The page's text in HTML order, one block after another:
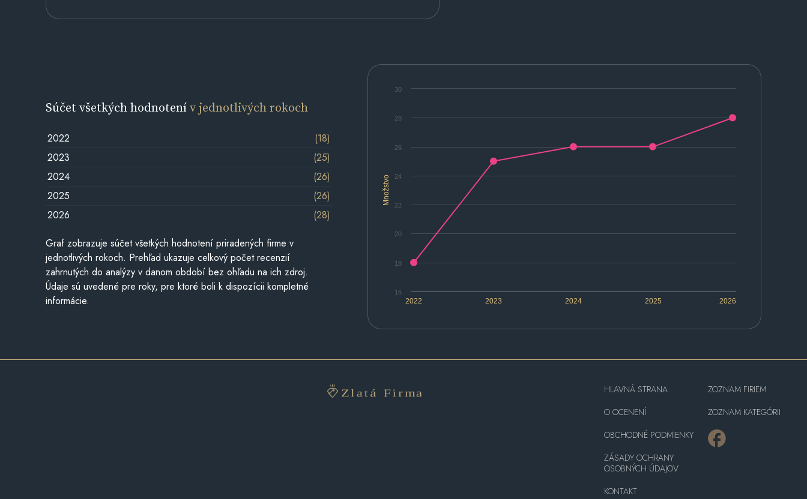
Množstvo
2022 2023 2024 2025 2026
16
18
20
22
24
26
28
30
Súčet všetkých hodnotenív jednotlivých rokoch
2022
(18)
2023
(25)
2024
(26)
2025
(26)
2026
(28)
Graf zobrazuje súčet všetkých hodnotení priradených firme v
jednotlivých rokoch. Prehľad ukazuje celkový počet recenzií
zahrnutých do analýzy v danom období bez ohľadu na ich zdroj.
Údaje sú uvedené pre roky, pre ktoré boli k dispozícii kompletné
informácie.
HLAVNÁ STRANA
O OCENENÍ
OBCHODNÉ PODMIENKY
ZÁSADY OCHRANY
OSOBNÝCH ÚDAJOV
KONTAKT
ZOZNAM FIRIEM
ZOZNAM KATEGÓRII